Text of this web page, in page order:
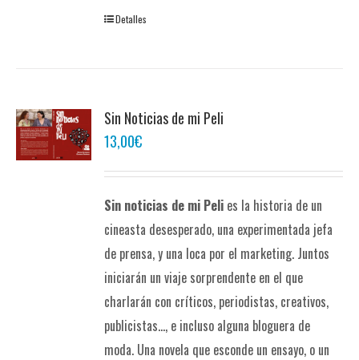
Detalles
Sin Noticias de mi Peli
13,00€
Sin noticias de mi Peli es la historia de un
cineasta desesperado, una experimentada jefa
de prensa, y una loca por el marketing. Juntos
iniciarán un viaje sorprendente en el que
charlarán con críticos, periodistas, creativos,
publicistas..., e incluso alguna bloguera de
moda. Una novela que esconde un ensayo, o un